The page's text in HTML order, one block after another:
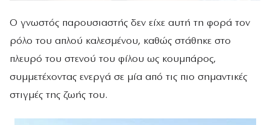
Ο γνωστός παρουσιαστής δεν είχε αυτή τη φορά τον
ρόλο του απλού καλεσμένου, καθώς στάθηκε στο
πλευρό του στενού του φίλου ως κουμπάρος,
συμμετέχοντας ενεργά σε μία από τις πιο σημαντικές
στιγμές της ζωής του.